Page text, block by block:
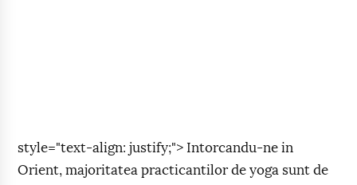
style="text-align: justify;"> Intorcandu-ne in
Orient, majoritatea practicantilor de yoga sunt de